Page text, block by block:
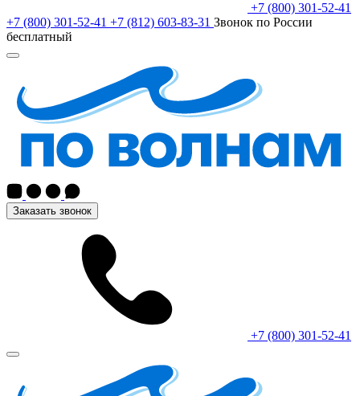
+7 (800) 301-52-41
+7 (800) 301-52-41 +7 (812) 603-83-31 Звонок по России
бесплатный
Заказать звонок
+7 (800) 301-52-41